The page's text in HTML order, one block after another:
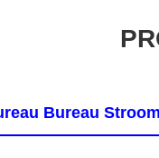
Bureau